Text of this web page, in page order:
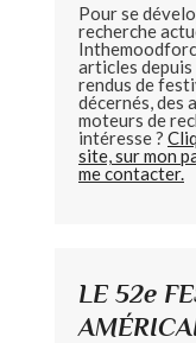
Pour se
recherche
articles depuis
rendus de
décernés, des
moteurs de
intéresse ?
site, sur mon
me contacter.
LE 52e